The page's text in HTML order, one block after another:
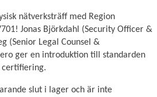
nätverksträff med Region
Jonas Björkdahl (Security Officer &
(Senior Legal Counsel &
ger en introduktion till standarden
slut i lager och är inte